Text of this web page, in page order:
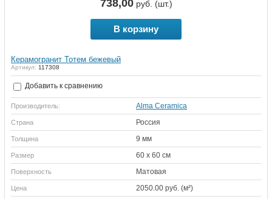
738,00руб. (шт.)
В корзину
Керамогранит Тотем бежевый
Артикул: 117308
Добавить к сравнению
Производитель: Alma Ceramica
Страна Россия
Толщина 9 мм
Размер 60 х 60 см
Поверхность Матовая
Цена 2050.00 руб. (м²)